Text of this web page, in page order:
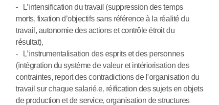
- L’intensification du travail (suppression des temps
morts, fixation d’objectifs sans référence à la réalité du
travail, autonomie des actions et contrôle étroit du
résultat),
- L’instrumentalisation des esprits et des personnes
(intégration du système de valeur et intériorisation des
contraintes, report des contradictions de l’organisation du
travail sur chaque salarié.e, réification des sujets en objets
de production et de service, organisation de structures